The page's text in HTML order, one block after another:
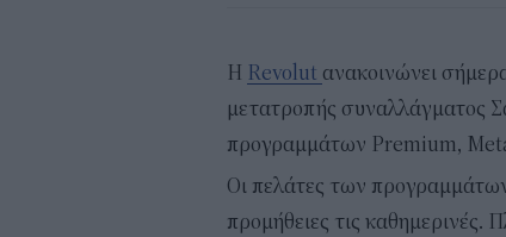
Η Revolut ανακοινώνει
μετατροπής συναλλάγματος
προγραμμάτων Premium,
Οι πελάτες των
προμήθειες τις καθημερινές.